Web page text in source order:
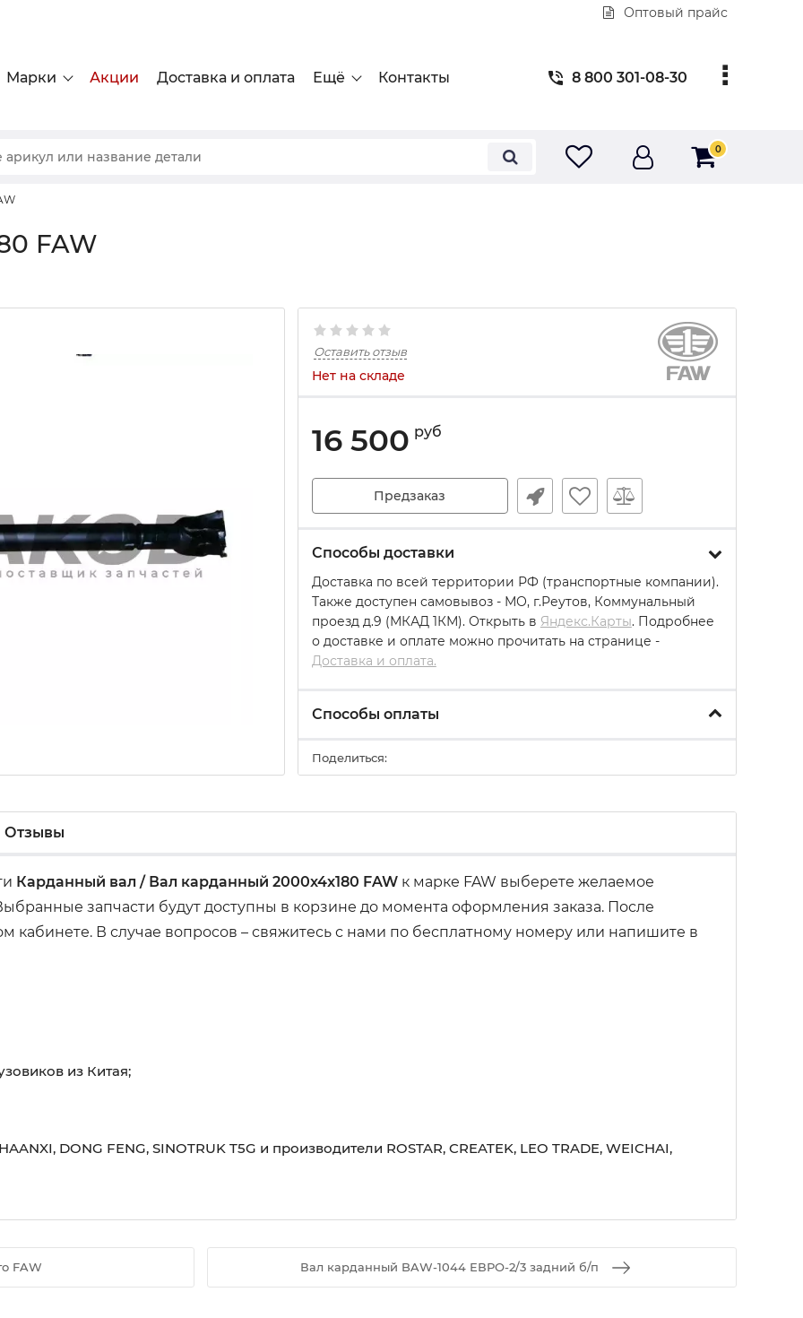
Оптовый прайс
Марки Акции Доставка и оплата Ещё Контакты 8 800 301-08-30
0
FAW
Оставить отзыв
Нет на складе
16 500 руб
Предзаказ
Способы доставки
Доставка по всей территории РФ (транспортные компании).
Также доступен самовывоз - МО, г.Реутов, Коммунальный
проезд д.9 (МКАД 1КМ). Открыть в Яндекс.Карты. Подробнее
о доставке и оплате можно прочитать на странице -
Доставка и оплата.
Способы оплаты
Поделиться:
Отзывы
Карданный вал / Вал карданный 2000x4x180 FAW к марке FAW выберете желаемое
запчасти будут доступны в корзине до момента оформления заказа. После
кабинете. В случае вопросов – свяжитесь с нами по бесплатному номеру или напишите в
из Китая;
DONG FENG, SINOTRUK T5G и производители ROSTAR, CREATEK, LEO TRADE, WEICHAI,
FAW Вал карданный BAW-1044 ЕВРО-2/3 задний б/п